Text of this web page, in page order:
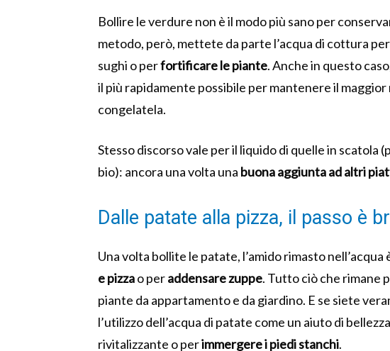
Bollire le verdure non è il modo più sano per
metodo, però, mettete da parte l’acqua di cottura
sughi o perfortificare le piante. Anche in questo
il più rapidamente possibile per mantenere il
congelatela.
Stesso discorso vale per il liquido di quelle in
bio): ancora una volta una buona aggiuntaad altri
Dalle patate alla pizza, il passo è
Una volta bollite le patate, l’amido rimasto
e pizzao peraddensare zuppe. Tutto ciò che rimane
piante da appartamento e da giardino. E se siete
l’utilizzo dell’acqua di patate come un aiuto di
rivitalizzante o perimmergere i piedi stanchi.